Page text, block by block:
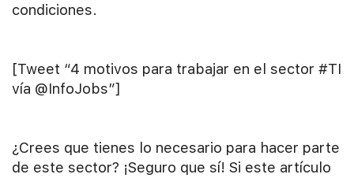
condiciones.
[Tweet “4 motivos para trabajar en el sector #TI
vía @InfoJobs”]
¿Crees que tienes lo necesario para hacer parte
de este sector? ¡Seguro que sí! Si este artículo